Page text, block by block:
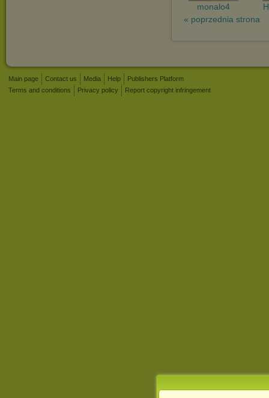
monalo4
« poprzednia strona
Main page Contact us Media Help
Publishers Platform
Terms and conditions
Privacy policy Report copyright infringement